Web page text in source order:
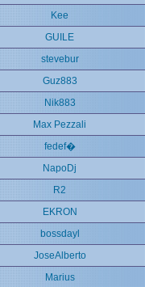
Kee
GUILE
stevebur
Guz883
Nik883
Max Pezzali
fedef�
NapoDj
R2
EKRON
bossdayl
JoseAlberto
Marius